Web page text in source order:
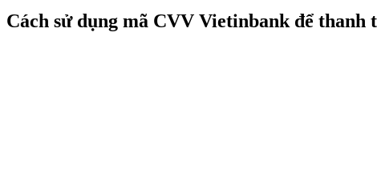
Cách sử dụng mã CVV Vietinbank để thanh